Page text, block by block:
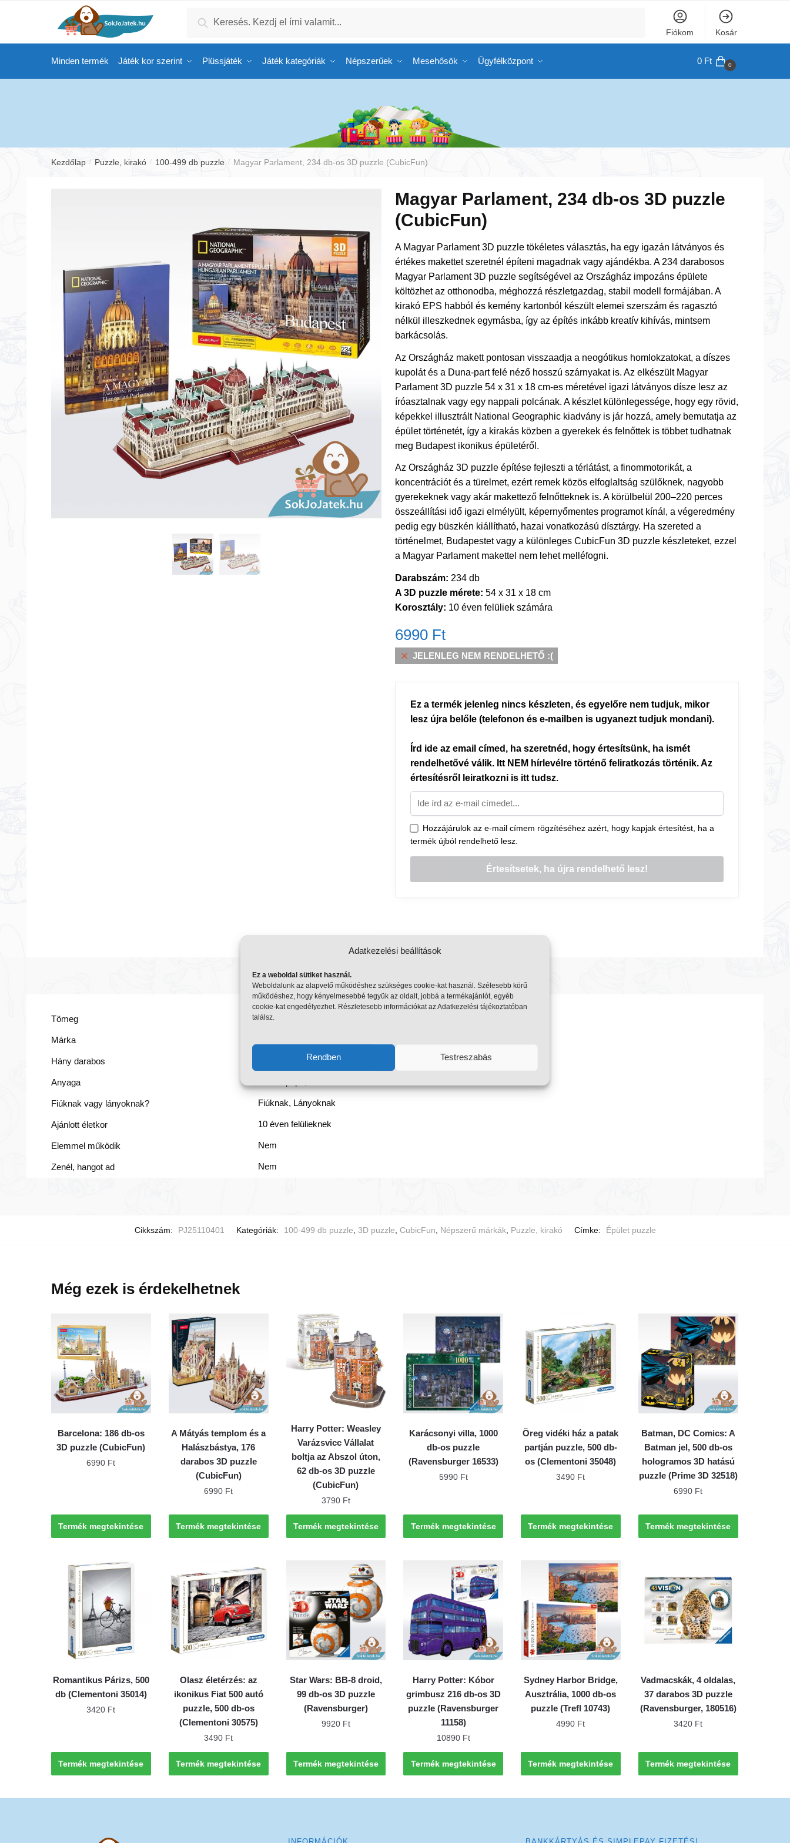
Adatkezelési beállítások
Ez a weboldal sütiket használ.
Weboldalunk az alapvető működéshez szükséges cookie-kat használ. Szélesebb körű
működéshez, hogy kényelmesebbé tegyük az oldalt, jobbá a termékajánlót, egyéb
cookie-kat engedélyezhet. Részletesebb információkat az Adatkezelési tájékoztatóban
találsz.
Rendben Testreszabás
következőre:
Keresés
Fiókom Kosár
Minden termék Játék kor szerint Plüssjáték Játék kategóriák Népszerűek Mesehősök Ügyfélközpont 0 Ft 0
Kezdőlap / Puzzle, kirakó / 100-499 db puzzle / Magyar Parlament, 234 db-os 3D puzzle (CubicFun)
Magyar Parlament, 234 db-os 3D puzzle
(CubicFun)
A Magyar Parlament 3D puzzle tökéletes választás, ha egy igazán látványos és
értékes makettet szeretnél építeni magadnak vagy ajándékba. A 234 darabosos
Magyar Parlament 3D puzzle segítségével az Országház impozáns épülete
költözhet az otthonodba, méghozzá részletgazdag, stabil modell formájában. A
kirakó EPS habból és kemény kartonból készült elemei szerszám és ragasztó
nélkül illeszkednek egymásba, így az építés inkább kreatív kihívás, mintsem
barkácsolás.
Az Országház makett pontosan visszaadja a neogótikus homlokzatokat, a díszes
kupolát és a Duna-part felé néző hosszú szárnyakat is. Az elkészült Magyar
Parlament 3D puzzle 54 x 31 x 18 cm-es méretével igazi látványos dísze lesz az
íróasztalnak vagy egy nappali polcának. A készlet különlegessége, hogy egy rövid,
képekkel illusztrált National Geographic kiadvány is jár hozzá, amely bemutatja az
épület történetét, így a kirakás közben a gyerekek és felnőttek is többet tudhatnak
meg Budapest ikonikus épületéről.
Az Országház 3D puzzle építése fejleszti a térlátást, a finommotorikát, a
koncentrációt és a türelmet, ezért remek közös elfoglaltság szülőknek, nagyobb
gyerekeknek vagy akár makettező felnőtteknek is. A körülbelül 200–220 perces
összeállítási idő igazi elmélyült, képernyőmentes programot kínál, a végeredmény
pedig egy büszkén kiállítható, hazai vonatkozású dísztárgy. Ha szereted a
történelmet, Budapestet vagy a különleges CubicFun 3D puzzle készleteket, ezzel
a Magyar Parlament makettel nem lehet melléfogni.
Darabszám: 234 db
A 3D puzzle mérete: 54 x 31 x 18 cm
Korosztály: 10 éven felüliek számára
6990 Ft
JELENLEG NEM RENDELHETŐ :(
Ez a termék jelenleg nincs készleten, és egyelőre nem tudjuk, mikor
lesz újra belőle (telefonon és e-mailben is ugyanezt tudjuk mondani).
Írd ide az email címed, ha szeretnéd, hogy értesítsünk, ha ismét
rendelhetővé válik. Itt NEM hírlevélre történő feliratkozás történik. Az
értesítésről leiratkozni is itt tudsz.
Hozzájárulok az e-mail címem rögzítéséhez azért, hogy kapjak értesítést, ha a
termék újból rendelhető lesz.
További információk Szállítási információk
Tömeg 800 g
Márka
Hány darabos
Anyaga
Fiúknak vagy lányoknak? Fiúknak, Lányoknak
Ajánlott életkor 10 éven felülieknek
Elemmel működik Nem
Zenél, hangot ad Nem
Cikkszám: PJ25110401 Kategóriák: 100-499 db puzzle 3D puzzle CubicFun Népszerű márkák, Puzzle, kirakó Címke: Épület puzzle
Még ezek is érdekelhetnek
Barcelona: 186 db-os
3D puzzle (CubicFun)
6990 Ft
Termék megtekintése
A Mátyás templom és a
Halászbástya, 176
darabos 3D puzzle
(CubicFun)
6990 Ft
Termék megtekintése
Harry Potter: Weasley
Varázsvicc Vállalat
boltja az Abszol úton,
62 db-os 3D puzzle
(CubicFun)
3790 Ft
Termék megtekintése
Karácsonyi villa, 1000
db-os puzzle
(Ravensburger 16533)
5990 Ft
Termék megtekintése
Öreg vidéki ház a patak
partján puzzle, 500 db-
os (Clementoni 35048)
3490 Ft
Termék megtekintése
Batman, DC Comics: A
Batman jel, 500 db-os
hologramos 3D hatású
puzzle (Prime 3D 32518)
6990 Ft
Termék megtekintése
Romantikus Párizs, 500
db (Clementoni 35014)
3420 Ft
Termék megtekintése
Olasz életérzés: az
ikonikus Fiat 500 autó
puzzle, 500 db-os
(Clementoni 30575)
3490 Ft
Termék megtekintése
Star Wars: BB-8 droid,
99 db-os 3D puzzle
(Ravensburger)
9920 Ft
Termék megtekintése
Harry Potter: Kóbor
grimbusz 216 db-os 3D
puzzle (Ravensburger
11158)
10890 Ft
Termék megtekintése
Sydney Harbor Bridge,
Ausztrália, 1000 db-os
puzzle (Trefl 10743)
4990 Ft
Termék megtekintése
Vadmacskák, 4 oldalas,
37 darabos 3D puzzle
(Ravensburger, 180516)
3420 Ft
Termék megtekintése